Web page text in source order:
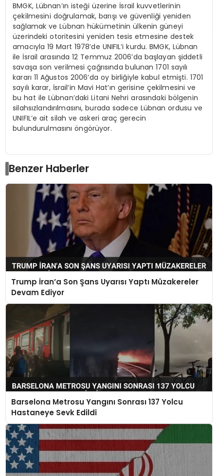
BMGK, Lübnan’ın isteği üzerine İsrail kuvvetlerinin
çekilmesini doğrulamak, barışı ve güvenliği yeniden
sağlamak ve Lübnan hükümetinin ülkenin güneyi
üzerindeki otoritesini yeniden tesis etmesine destek
amacıyla 19 Mart 1978’de UNIFIL’i kurdu. BMGK, Lübnan
ile İsrail arasında 12 Temmuz 2006’da başlayan şiddetli
savaşa son verilmesi çağrısında bulunan 1701 sayılı
kararı 11 Ağustos 2006’da oy birliğiyle kabul etmişti. 1701
sayılı karar, İsrail’in Mavi Hat’ın gerisine çekilmesini ve
bu hat ile Lübnan’daki Litani Nehri arasındaki bölgenin
silahsızlandırılmasını, burada sadece Lübnan ordusu ve
UNIFIL’e ait silah ve askeri araç gerecin
bulundurulmasını öngörüyor.
Benzer Haberler
Trump İran’a Son Şans Uyarısı Yaptı Müzakereler
Devam Ediyor
Barselona Metrosu Yangını Sonrası 137 Yolcu
Hastaneye Sevk Edildi